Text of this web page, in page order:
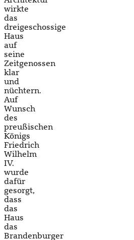
wirkte
das
dreigeschossige
Haus
auf
seine
Zeitgenossen
klar
und
nüchtern.
Auf
Wunsch
des
preußischen
Königs
Friedrich
Wilhelm
IV.
wurde
dafür
gesorgt,
dass
das
Haus
das
Brandenburger